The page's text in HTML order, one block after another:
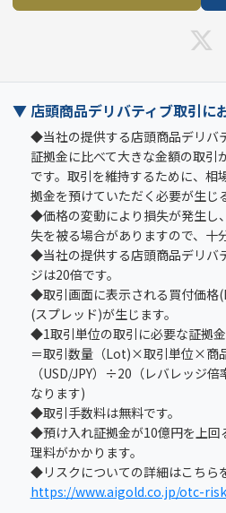
▼ 店頭商品デリバティブ取引に
◆当社の提供する店頭商品デリバ
証拠金に比べて大きな金額の取引
です。取引を維持するために、相
拠金を預けていただく必要が生じ
◆価格の変動により損失が発生し
失を被る場合がありますので、十
◆当社の提供する店頭商品デリバ
ジは20倍です。
◆取引画面に表示される買付価格
(スプレッド)が生じます。
◆1取引単位の取引に必要な証拠
＝取引数量（Lot)×取引単位×商
（USD/JPY）÷20（レバレッジ
なります)
◆取引手数料は無料です。
◆預け入れ証拠金が10億円を上回
理料がかかります。
◆リスクについての詳細はこちら
https://www.aigold.co.jp/otc-